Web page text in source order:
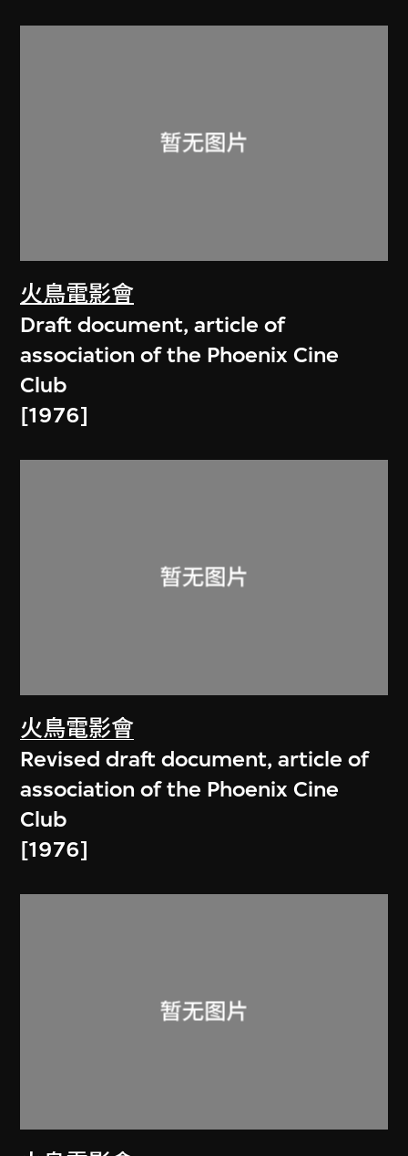
火鳥電影會
Draft document, article of
association of the Phoenix Cine
Club
[1976]
火鳥電影會
Revised draft document, article of
association of the Phoenix Cine
Club
[1976]